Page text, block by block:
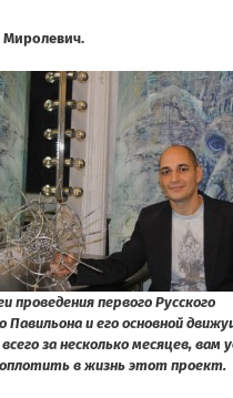
проведения первого Русского
Павильона и его основной
за несколько месяцев, вам
в жизнь этот проект.